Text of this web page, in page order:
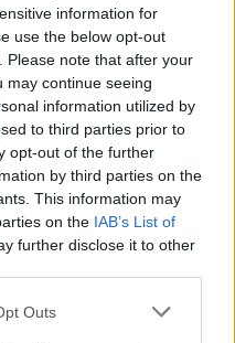
information for
use the below opt-out
Please note that after your
may continue seeing
information utilized by
to third parties prior to
opt-out of the further
by third parties on the
This information may
on the IAB’s List of
further disclose it to other
uses one or more Google
Outs